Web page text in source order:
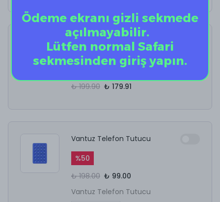
AirPods Kulaklık
Temizleyici
₺ 199.90 ₺ 179.91
Vantuz Telefon Tutucu
%50
₺ 198.00 ₺ 99.00
Vantuz Telefon Tutucu
Ödeme ekranı gizli sekmede
açılmayabilir.
Lütfen normal Safari
sekmesinden giriş yapın.